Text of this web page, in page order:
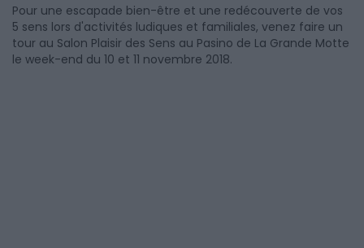
Pour une escapade bien-être et une redécouverte de vos
5 sens lors d'activités ludiques et familiales, venez faire un
tour au Salon Plaisir des Sens au Pasino de La Grande Motte
le week-end du 10 et 11 novembre 2018.